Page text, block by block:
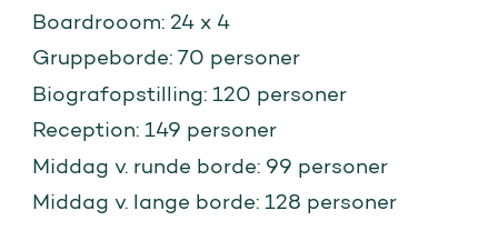
Boardrooom: 24 x 4
Gruppeborde: 70 personer
Biografopstilling: 120 personer
Reception: 149 personer
Middag v. runde borde: 99 personer
Middag v. lange borde: 128 personer